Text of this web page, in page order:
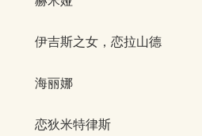
伊吉斯之女，恋拉山德
海丽娜
恋狄米特律斯